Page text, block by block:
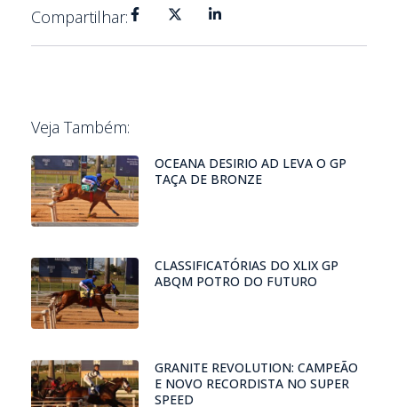
Compartilhar:
Veja Também:
OCEANA DESIRIO AD LEVA O GP
TAÇA DE BRONZE
CLASSIFICATÓRIAS DO XLIX GP
ABQM POTRO DO FUTURO
GRANITE REVOLUTION: CAMPEÃO
E NOVO RECORDISTA NO SUPER
SPEED